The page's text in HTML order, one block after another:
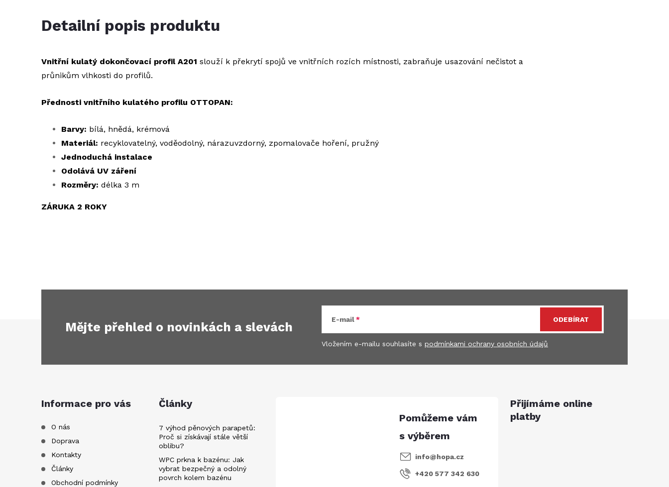
Detailní popis produktu
Vnitřní kulatý dokončovací profil A201 slouží k překrytí spojů ve vnitřních rozích místnosti, zabraňuje usazování nečistot a
průnikům vlhkosti do profilů.
Přednosti vnitřního kulatého profilu OTTOPAN:
Barvy: bílá, hnědá, krémová
Materiál: recyklovatelný, voděodolný, nárazuvzdorný, zpomalovače hoření, pružný
Jednoduchá instalace
Odolává UV záření
Rozměry: délka 3 m
ZÁRUKA 2 ROKY
Mějte přehled o novinkách a slevách
E-mail
Vložením e-mailu souhlasíte s podmínkami ochrany osobních údajů
ODEBÍRAT
Informace pro vás
O nás
Doprava
Kontakty
Články
Obchodní podmínky
Články
7 výhod pěnových parapetů:
Proč si získávají stále větší
oblibu?
WPC prkna k bazénu: Jak
vybrat bezpečný a odolný
povrch kolem bazénu
info@hopa.cz
+420 577 342 630
Přijímáme online
platby